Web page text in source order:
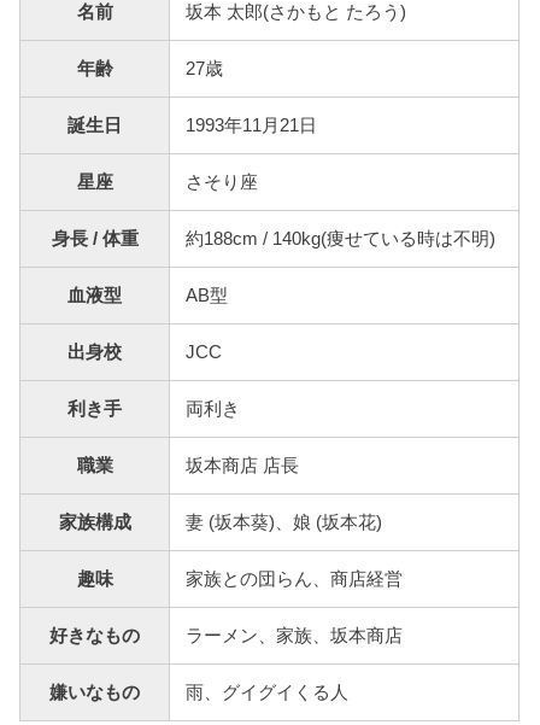
名前 坂本 太郎(さかもと たろう)
年齢 27歳
誕生日 1993年11月21日
星座 さそり座
身長 / 体重 約188cm / 140kg(痩せている時は不明)
血液型 AB型
出身校 JCC
利き手 両利き
職業 坂本商店 店長
家族構成 妻 (坂本葵)、娘 (坂本花)
趣味 家族との団らん、商店経営
好きなもの ラーメン、家族、坂本商店
嫌いなもの 雨、グイグイくる人